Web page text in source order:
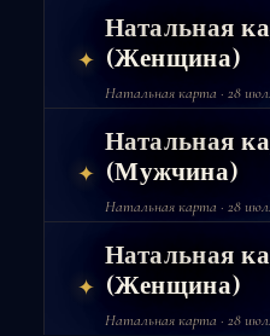
✦
Натальная
(Женщина)
Натальная карта · 28
✦
Натальная
(Мужчина)
Натальная карта · 28
✦
Натальная
(Женщина)
Натальная карта · 28